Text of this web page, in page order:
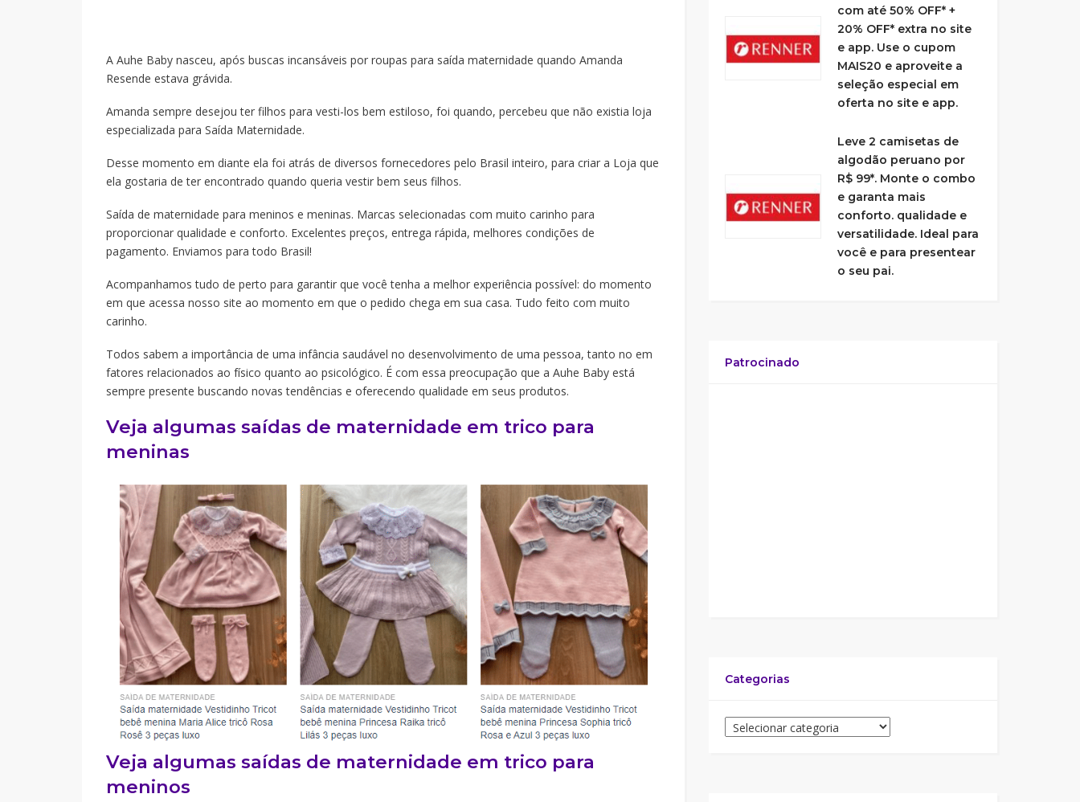
A Auhe Baby nasceu, após buscas incansáveis por roupas para saída maternidade quando Amanda
Resende estava grávida.
Amanda sempre desejou ter filhos para vesti-los bem estiloso, foi quando, percebeu que não existia loja
especializada para Saída Maternidade.
Desse momento em diante ela foi atrás de diversos fornecedores pelo Brasil inteiro, para criar a Loja que
ela gostaria de ter encontrado quando queria vestir bem seus filhos.
Saída de maternidade para meninos e meninas. Marcas selecionadas com muito carinho para
proporcionar qualidade e conforto. Excelentes preços, entrega rápida, melhores condições de
pagamento. Enviamos para todo Brasil!
Acompanhamos tudo de perto para garantir que você tenha a melhor experiência possível: do momento
em que acessa nosso site ao momento em que o pedido chega em sua casa. Tudo feito com muito
carinho.
Todos sabem a importância de uma infância saudável no desenvolvimento de uma pessoa, tanto no em
fatores relacionados ao físico quanto ao psicológico. É com essa preocupação que a Auhe Baby está
sempre presente buscando novas tendências e oferecendo qualidade em seus produtos.
Veja algumas saídas de maternidade em trico para
meninas
Veja algumas saídas de maternidade em trico para
meninos
com até 50% OFF* +
20% OFF* extra no site
e app. Use o cupom
MAIS20 e aproveite a
seleção especial em
oferta no site e app.
Leve 2 camisetas de
algodão peruano por
R$ 99*. Monte o combo
e garanta mais
conforto. qualidade e
versatilidade. Ideal para
você e para presentear
o seu pai.
Patrocinado
Categorias